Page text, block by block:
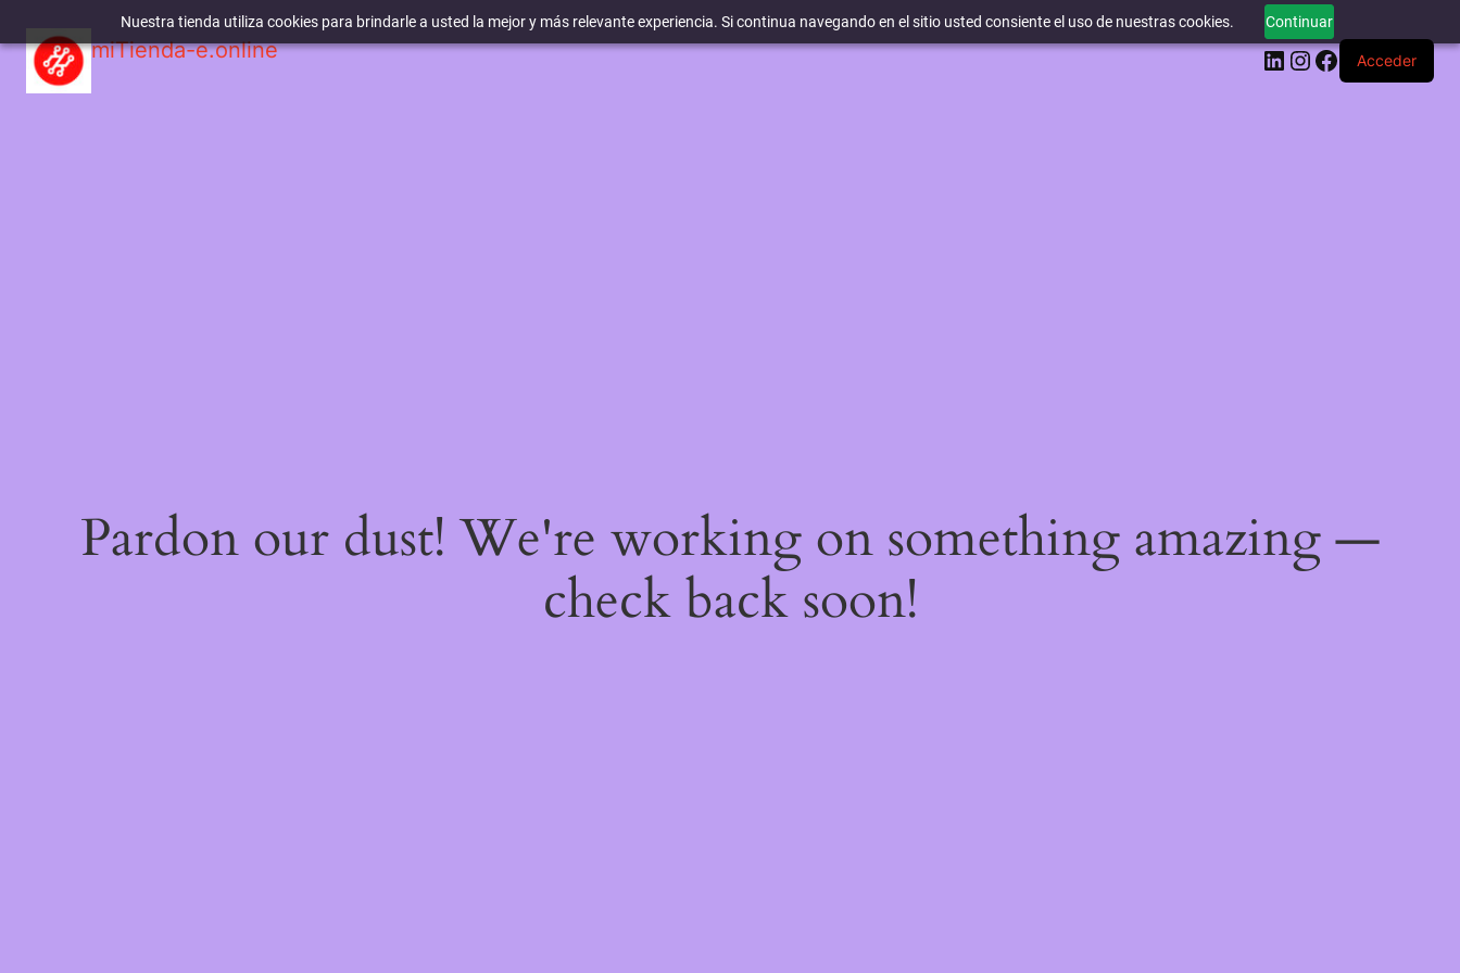
Nuestra tienda utiliza cookies para brindarle a usted la mejor y más relevante experiencia. Si continua navegando en el sitio usted consiente el uso de nuestras cookies. Continuar
miTienda-e.online LinkedIn
Instagram
Facebook
Acceder
Pardon our dust! We're working on something amazing —
check back soon!